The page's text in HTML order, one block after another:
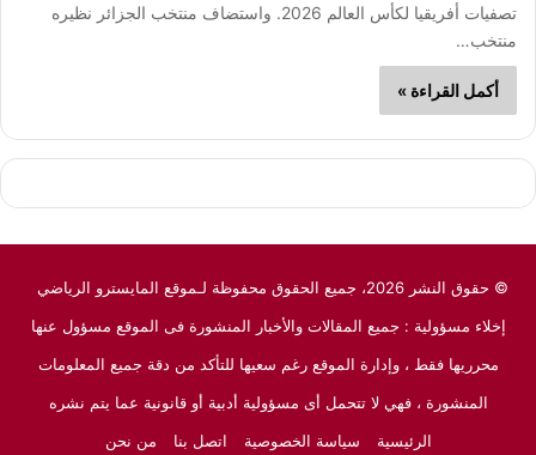
تصفيات أفريقيا لكأس العالم 2026. واستضاف منتخب الجزائر نظيره
منتخب…
أكمل القراءة »
© حقوق النشر 2026، جميع الحقوق محفوظة لـموقع المايسترو الرياضي
إخلاء مسؤولية : جميع المقالات والأخبار المنشورة فى الموقع مسؤول عنها
محرريها فقط ، وإدارة الموقع رغم سعيها للتأكد من دقة جميع المعلومات
المنشورة ، فهي لا تتحمل أى مسؤولية أدبية أو قانونية عما يتم نشره
الرئيسية
سياسة الخصوصية اتصل بنا من نحن